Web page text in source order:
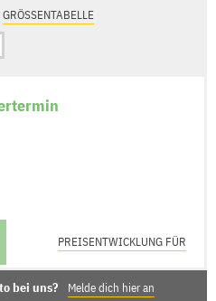
GRÖSSENTABELLE
PREISENTWICKLUNG FÜR
bei uns? Melde dich hier an